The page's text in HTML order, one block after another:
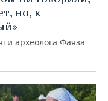
но, к
археолога Фаяза